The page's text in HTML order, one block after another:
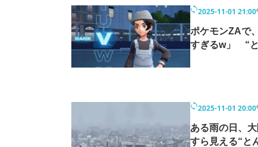
2025-11-01 21:00
ポケモンZAで
すぎるw」 “と
2025-11-01 20:00
ある雨の日、
すら見える“と